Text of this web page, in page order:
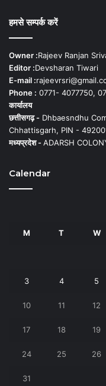
हमसे सम्पर्क करें
Owner :Rajeev Ranjan
Editor :Devsharan Tiwari
E-mail :
Phone : 0771- 4077750,
कार्यालय
छत्तीसगढ़ - Dhbaesndhu
Chhattisgarh, PIN -
मध्यप्रदेश -ADARSH
Calendar
M T W
3 4 5
10 11 12
17 18 19
24 25 26
31